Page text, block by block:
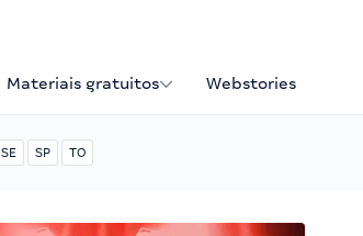
Materiais gratuitos Webstories
SE SP TO